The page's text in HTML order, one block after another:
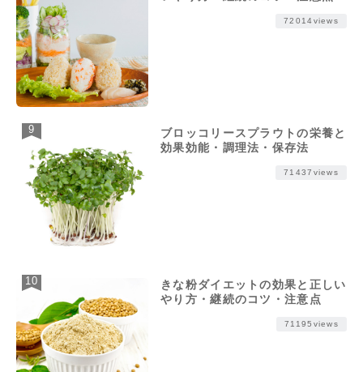
72014views
ブロッコリースプラウトの栄養と
効果効能・調理法・保存法
71437views
きな粉ダイエットの効果と正しい
やり方・継続のコツ・注意点
71195views